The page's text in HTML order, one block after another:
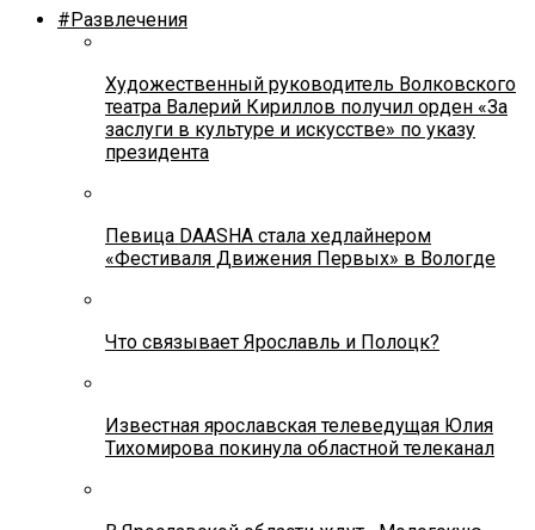
#Развлечения
Художественный руководитель Волковского
театра Валерий Кириллов получил орден «За
заслуги в культуре и искусстве» по указу
президента
Певица DAASHA стала хедлайнером
«Фестиваля Движения Первых» в Вологде
Что связывает Ярославль и Полоцк?
Известная ярославская телеведущая Юлия
Тихомирова покинула областной телеканал